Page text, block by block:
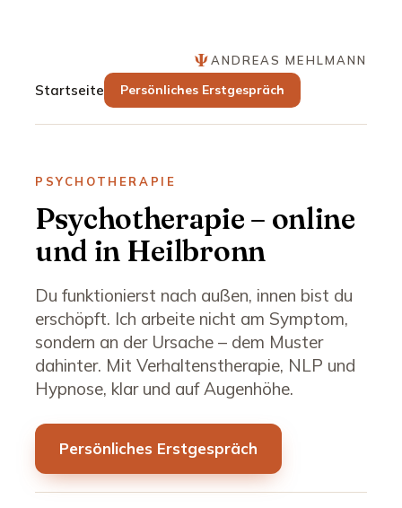
ΨANDREAS MEHLMANN
Startseite Persönliches Erstgespräch
PSYCHOTHERAPIE
Psychotherapie – online
und in Heilbronn
Du funktionierst nach außen, innen bist du
erschöpft. Ich arbeite nicht am Symptom,
sondern an der Ursache – dem Muster
dahinter. Mit Verhaltenstherapie, NLP und
Hypnose, klar und auf Augenhöhe.
Persönliches Erstgespräch